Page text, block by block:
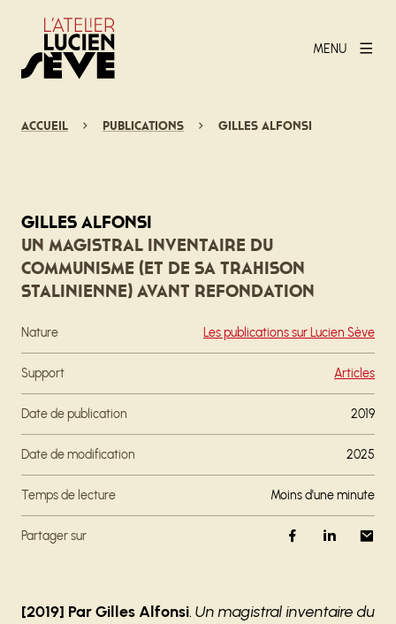
MENU
Accueil Publications Gilles Alfonsi
Gilles Alfonsi
Un magistral inventaire du
communisme (et de sa trahison
stalinienne) avant refondation
Nature Les publications sur Lucien Sève
Support Articles
Date de publication 2019
Date de modification 2025
Temps de lecture moins d'une minute
Partager sur
[2019] Par Gilles Alfonsi. Un magistral inventaire du